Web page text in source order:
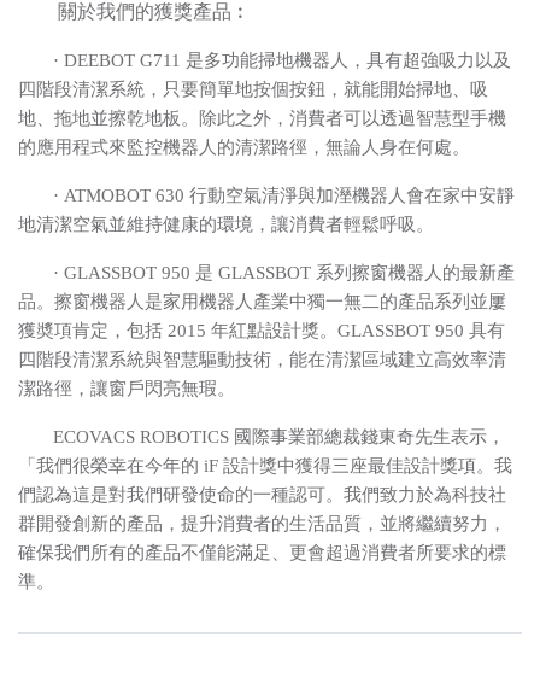
關於我們的獲獎產品︰
· DEEBOT G711 是多功能掃地機器人，具有超強吸力以及
四階段清潔系統，只要簡單地按個按鈕，就能開始掃地、吸
地、拖地並擦乾地板。除此之外，消費者可以透過智慧型手機
的應用程式來監控機器人的清潔路徑，無論人身在何處。
· ATMOBOT 630 行動空氣清淨與加溼機器人會在家中安靜
地清潔空氣並維持健康的環境，讓消費者輕鬆呼吸。
· GLASSBOT 950 是 GLASSBOT 系列擦窗機器人的最新產
品。擦窗機器人是家用機器人產業中獨一無二的產品系列並屢
獲奬項肯定，包括 2015 年紅點設計獎。GLASSBOT 950 具有
四階段清潔系統與智慧驅動技術，能在清潔區域建立高效率清
潔路徑，讓窗戶閃亮無瑕。
ECOVACS ROBOTICS 國際事業部總裁錢東奇先生表示，
「我們很榮幸在今年的 iF 設計獎中獲得三座最佳設計獎項。我
們認為這是對我們研發使命的一種認可。我們致力於為科技社
群開發創新的產品，提升消費者的生活品質，並將繼續努力，
確保我們所有的產品不僅能滿足、更會超過消費者所要求的標
準。